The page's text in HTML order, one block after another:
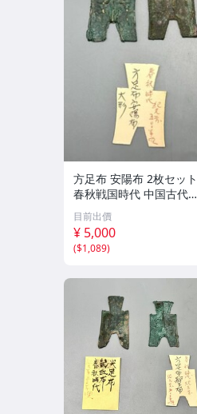
方足布 安陽布 2枚セット
春秋戦国時代 中国古代銭
貨 布貨 布幣 銅銭 古銭 コ
レクション 貨幣
目前出價
¥ 5,000
($1,089)